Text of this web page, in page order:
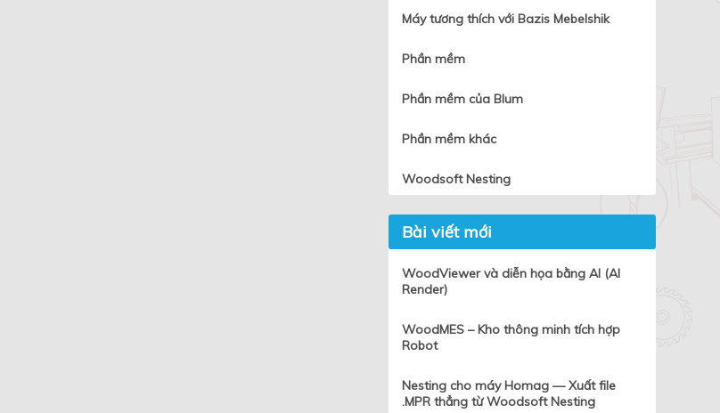
Máy tương thích với Bazis Mebelshik
Phần mềm
Phần mềm của Blum
Phần mềm khác
Woodsoft Nesting
Bài viết mới
WoodViewer và diễn họa bằng AI (AI
Render)
WoodMES – Kho thông minh tích hợp
Robot
Nesting cho máy Homag — Xuất file
.MPR thẳng từ Woodsoft Nesting